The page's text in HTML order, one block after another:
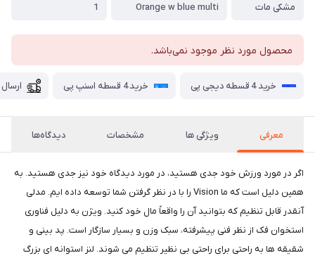
مشکی مات
Orange w blue multi
1
محصول مورد نظر موجود نمی‌باشد.
خرید 4 قسطه دیجی پی خرید 4 قسطه اسنپ پی
معرفی ویژگی ها مشخصات دیدگاه‌ها
اگر در مورد ورزش خود جدی هستید، در مورد دیدگاه خود نیز جدی هستید. به
همین دلیل است که ما Vision را با در نظر گرفتن شما توسعه داده ایم. مدلی
آنقدر قابل تنظیم که بتوانید آن را واقعاً مال خود کنید. ویژن به دلیل فناوری
استخوان فک از نظر فنی پیشرفته، سبک وزن و بسیار سازگار است. پد بینی و
شقیقه ها به راحتی برای راحتی بی نظیر تنظیم می شوند. لنز استوانه ای بزرگ